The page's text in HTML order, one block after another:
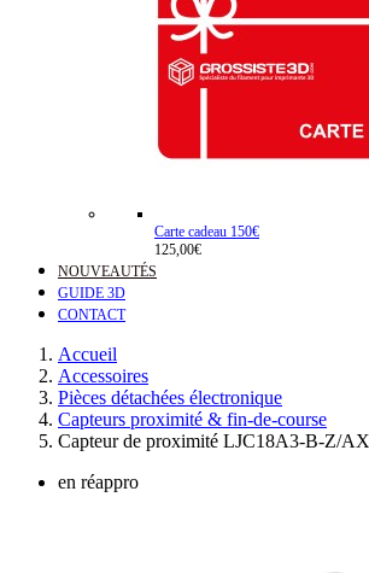
Carte cadeau 150€
125,00€
NOUVEAUTÉS
GUIDE 3D
CONTACT
Accueil
Accessoires
Pièces détachées électronique
Capteurs proximité & fin-de-course
Capteur de proximité LJC18A3-B-Z/
en réappro